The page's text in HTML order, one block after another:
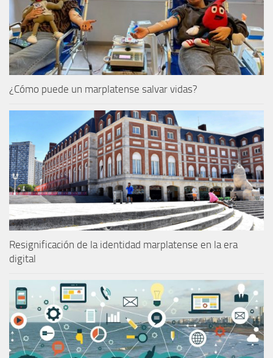
¿Cómo puede un marplatense salvar vidas?
Resignificación de la identidad marplatense en la era
digital